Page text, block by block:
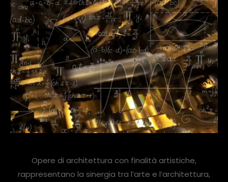
Opere di architettura con finalità artistiche,
rappresentano la sinergia tra l’arte e l’architettura,